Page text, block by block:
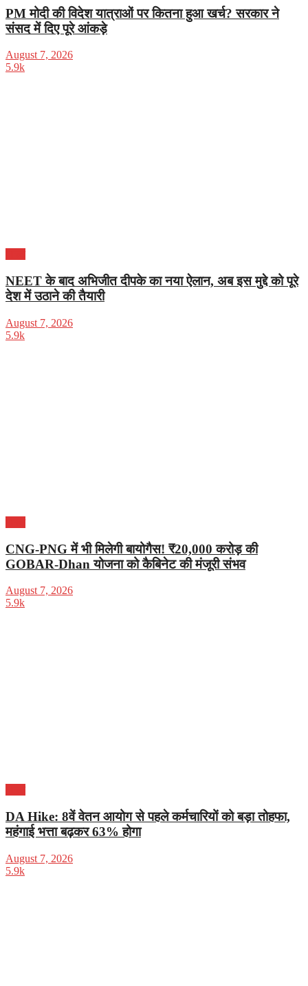
PM मोदी की विदेश यात्राओं पर कितना हुआ खर्च? सरकार ने
संसद में दिए पूरे आंकड़े
August 7, 2026
5.9k
NEET के बाद अभिजीत दीपके का नया ऐलान, अब इस मुद्दे को पूरे
देश में उठाने की तैयारी
August 7, 2026
5.9k
CNG-PNG में भी मिलेगी बायोगैस! ₹20,000 करोड़ की
GOBAR-Dhan योजना को कैबिनेट की मंजूरी संभव
August 7, 2026
5.9k
DA Hike: 8वें वेतन आयोग से पहले कर्मचारियों को बड़ा तोहफा,
महंगाई भत्ता बढ़कर 63% होगा
August 7, 2026
5.9k